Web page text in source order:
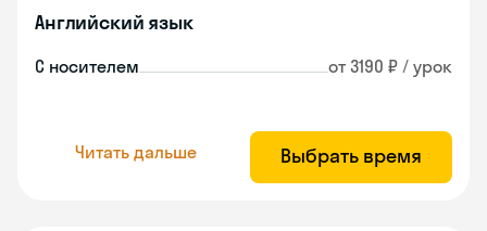
Английский язык
С носителем от 3190 ₽ / урок
Читать дальше Выбрать время